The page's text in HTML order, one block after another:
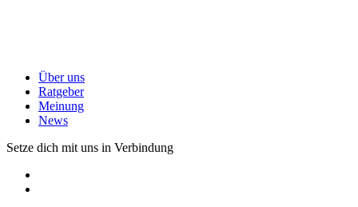
Über uns
Ratgeber
Meinung
News
Setze dich mit uns in Verbindung